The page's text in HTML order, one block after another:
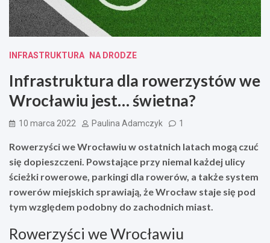
INFRASTRUKTURA NA DRODZE
Infrastruktura dla rowerzystów we
Wrocławiu jest… świetna?
10 marca 2022 Paulina Adamczyk 1
Rowerzyści we Wrocławiu w ostatnich latach mogą czuć
się dopieszczeni. Powstające przy niemal każdej ulicy
ścieżki rowerowe, parkingi dla rowerów, a także system
rowerów miejskich sprawiają, że Wrocław staje się pod
tym względem podobny do zachodnich miast.
Rowerzyści we Wrocławiu